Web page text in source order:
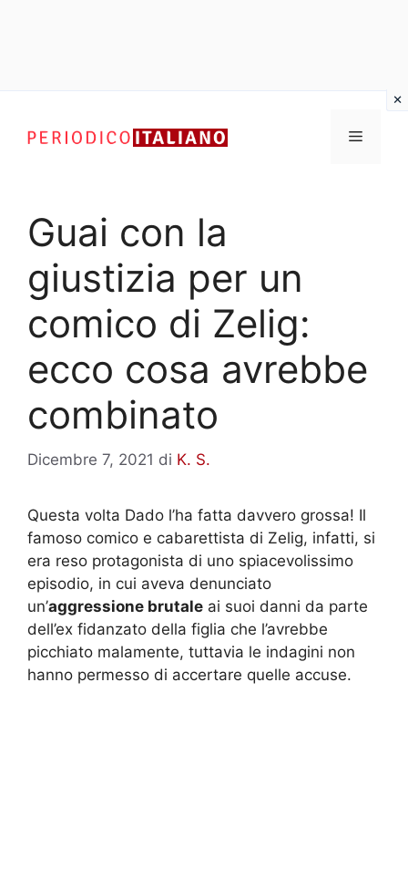
contenuto
Menu
Guai con la
giustizia per un
comico di Zelig:
ecco cosa avrebbe
combinato
Dicembre 7, 2021 di K. S.
Questa volta Dado l’ha fatta davvero grossa! Il
famoso comico e cabarettista di Zelig, infatti, si
era reso protagonista di uno spiacevolissimo
episodio, in cui aveva denunciato
un’aggressione brutale ai suoi danni da parte
dell’ex fidanzato della figlia che l’avrebbe
picchiato malamente, tuttavia le indagini non
hanno permesso di accertare quelle accuse.